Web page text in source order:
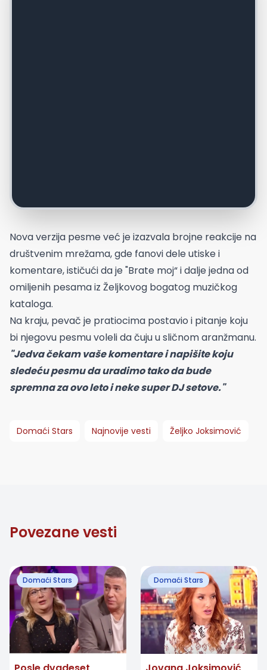
Nova verzija pesme već je izazvala brojne reakcije na
društvenim mrežama, gde fanovi dele utiske i
komentare, ističući da je "Brate moj“ i dalje jedna od
omiljenih pesama iz Željkovog bogatog muzičkog
kataloga.
Na kraju, pevač je pratiocima postavio i pitanje koju
bi njegovu pesmu voleli da čuju u sličnom aranžmanu.
"Jedva čekam vaše komentare i napišite koju
sledeću pesmu da uradimo tako da bude
spremna za ovo leto i neke super DJ setove."
Domaći Stars Najnovije vesti Željko Joksimović
Povezane vesti
Domaći Stars Domaći Stars